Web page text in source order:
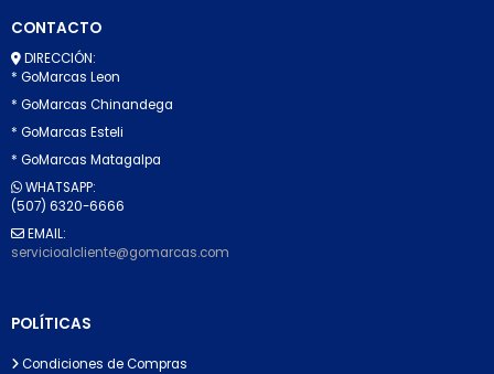
CONTACTO
DIRECCIÓN:
* GoMarcas Leon
* GoMarcas Chinandega
* GoMarcas Esteli
* GoMarcas Matagalpa
WHATSAPP:
(507) 6320-6666
EMAIL:
servicioalcliente@gomarcas.com
POLÍTICAS
Condiciones de Compras